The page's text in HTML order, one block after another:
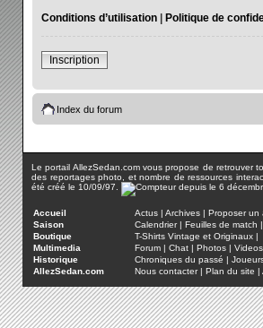
Conditions d’utilisation | Politique de
Inscription
Index du forum
Le portail AllezSedan.com vous propose de retrouver
des reportages photo, et nombre de ressources
été créé le 10/09/97.
Accueil Actus | Archives | Proposer un
Saison
Calendrier| Feuilles de match |
Boutique
T-Shirts Vintage et Originaux |
Multimedia
Forum | Chat | Photos | Videos
Historique
Chroniques du passé |
AllezSedan.com
Nous contacter| Plan du site |